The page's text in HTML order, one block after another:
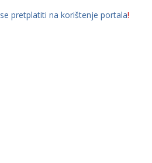
se pretplatiti na korištenje portala!